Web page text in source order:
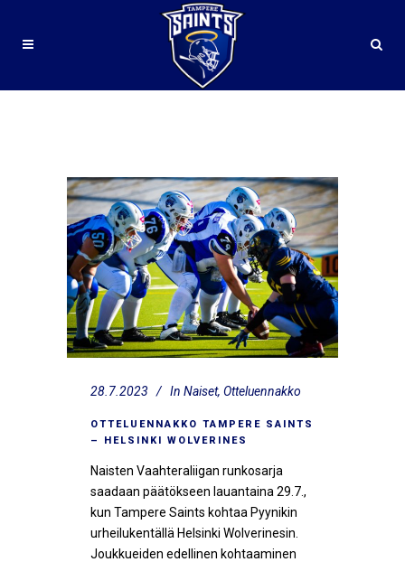
28.7.2023 In Naiset, Otteluennakko
OTTELUENNAKKO TAMPERE SAINTS
– HELSINKI WOLVERINES
Naisten Vaahteraliigan runkosarja
saadaan päätökseen lauantaina 29.7.,
kun Tampere Saints kohtaa Pyynikin
urheilukentällä Helsinki Wolverinesin.
Joukkueiden edellinen kohtaaminen